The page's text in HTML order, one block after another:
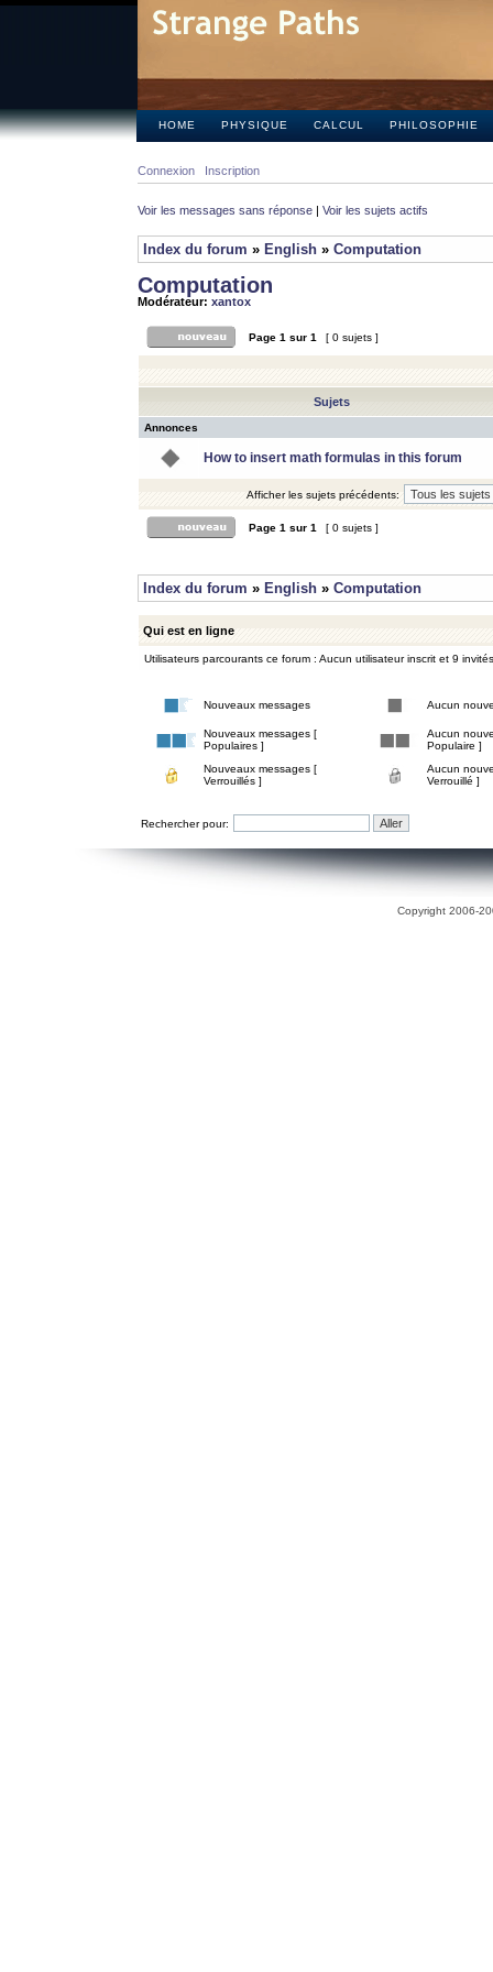
HOME PHYSIQUE CALCUL PHILOSOPHIE
Connexion Inscription
Voir les messages sans réponse | Voir les sujets actifs
Index du forum » English » Computation
Computation
Modérateur: xantox
Page 1 sur 1 [ 0 sujets ]
Sujets
Annonces
How to insert math formulas in this forum
Afficher les sujets précédents:
Page 1 sur 1 [ 0 sujets ]
Index du forum » English » Computation
Qui est en ligne
Utilisateurs parcourants ce forum : Aucun utilisateur inscrit et 9 invités
Nouveaux messages Aucun
Nouveaux messages [
Populaires ]
Aucun
Populaire ]
Nouveaux messages [
Verrouillés ]
Aucun
Verrouillé ]
Rechercher pour:
Copyright 2006-